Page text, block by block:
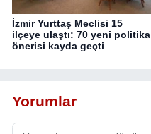
İzmir Yurttaş Meclisi 15
ilçeye ulaştı: 70 yeni politika
önerisi kayda geçti
Yorumlar